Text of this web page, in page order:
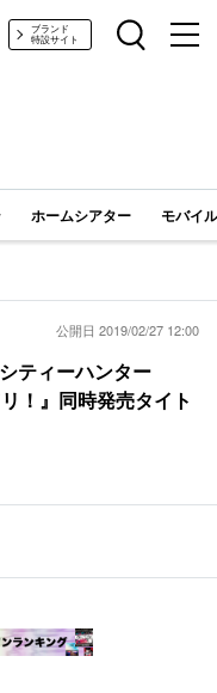
ットブランド
特設サイト
ホームシアター モバイ
公開日 2019/02/27 12:00
ティーハンター
！』同時発売タイト